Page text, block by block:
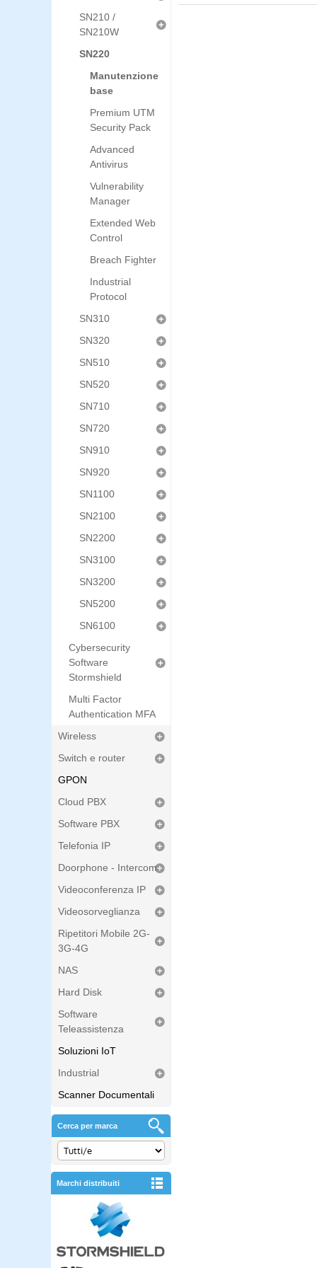
SN210 /
SN210W
SN220
Manutenzione
base
Premium UTM
Security Pack
Advanced
Antivirus
Vulnerability
Manager
Extended Web
Control
Breach Fighter
Industrial
Protocol
SN310
SN320
SN510
SN520
SN710
SN720
SN910
SN920
SN1100
SN2100
SN2200
SN3100
SN3200
SN5200
SN6100
Cybersecurity
Software
Stormshield
Multi Factor
Authentication MFA
Wireless
Switch e router
GPON
Cloud PBX
Software PBX
Telefonia IP
Doorphone - Intercom
Videoconferenza IP
Videosorveglianza
Ripetitori Mobile 2G-
3G-4G
NAS
Hard Disk
Software
Teleassistenza
Soluzioni IoT
Industrial
Scanner Documentali
Cerca per marca
Marchi distribuiti